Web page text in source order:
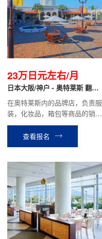
23万日元左右/月
日本大阪/神户 - 奥特莱斯 翻译
导购
在奥特莱斯内的品牌店，负责服
装，化妆品，箱包等商品的销售
翻译，商品整理，在库管理等工
作。时给1300日元~1500日元，
月收入税前约23万日元左右
查看报名